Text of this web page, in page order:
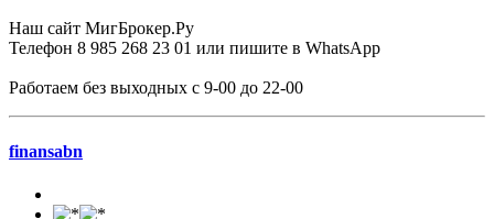
Наш сайт МигБрокер.Ру
Телефон 8 985 268 23 01 или пишите в WhatsApp
Работаем без выходных с 9-00 до 22-00
finansabn